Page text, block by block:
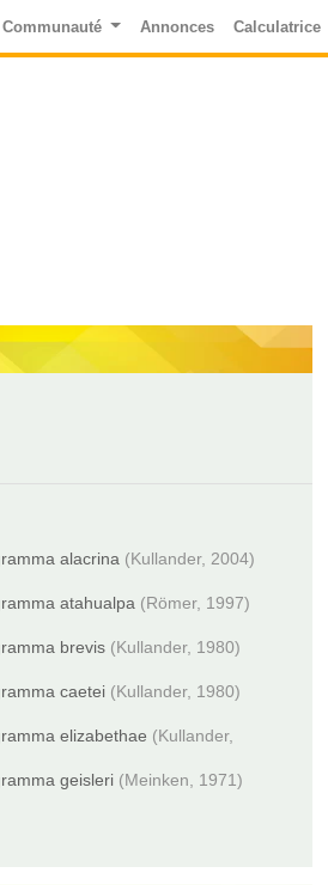
Communauté Annonces Calculatrice
alacrina (Kullander, 2004)
atahualpa (Römer, 1997)
brevis (Kullander, 1980)
caetei (Kullander, 1980)
elizabethae (Kullander,
geisleri (Meinken, 1971)